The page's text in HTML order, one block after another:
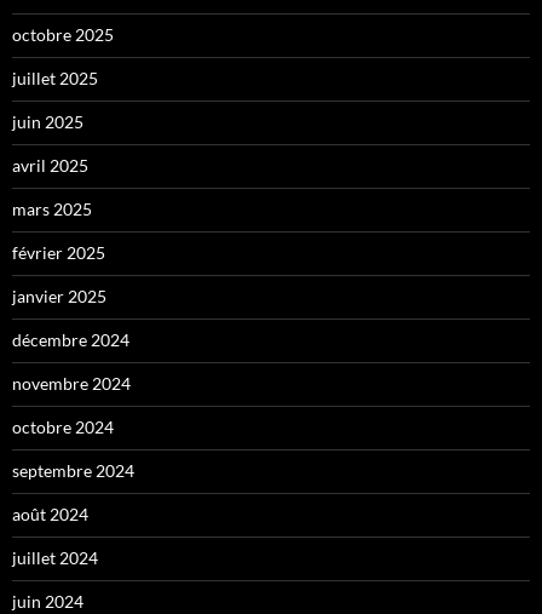
octobre 2025
juillet 2025
juin 2025
avril 2025
mars 2025
février 2025
janvier 2025
décembre 2024
novembre 2024
octobre 2024
septembre 2024
août 2024
juillet 2024
juin 2024